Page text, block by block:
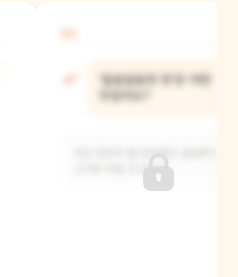
'알쏭달쏭한 맛'은 어떤
신기한 맛일 것 같아요.